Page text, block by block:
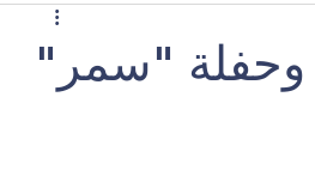
وحفلة "سمر"